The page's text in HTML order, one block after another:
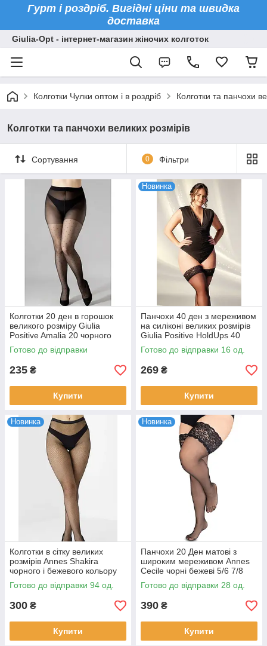
Гурт і роздріб. Вигідні ціни та швидка
доставка
Giulia-Opt - інтернет-магазин жіночих колготок
Колготки Чулки оптом і в роздріб Колготки та панчохи
Колготки та панчохи великих розмірів
Сортування 0 Фільтри
Колготки 20 ден в горошок
великого розміру Giulia
Positive Amalia 20 чорного
кольору розміри 6,7
Готово до відправки
235 ₴
Купити
Новинка
Панчохи 40 ден з мереживом
на силіконі великих розмірів
Giulia Positive HoldUps 40
чорного та бежевого кольорів
р 7 і 8
Готово до відправки 16 од.
269 ₴
Купити
Новинка
Колготки в сітку великих
розмірів Annes Shakira
чорного і бежевого кольору
розмір 5/6
Готово до відправки 94 од.
300 ₴
Купити
Новинка
Панчохи 20 Ден матові з
широким мереживом Annes
Cecile чорні бежеві 5/6 7/8
Готово до відправки 28 од.
390 ₴
Купити